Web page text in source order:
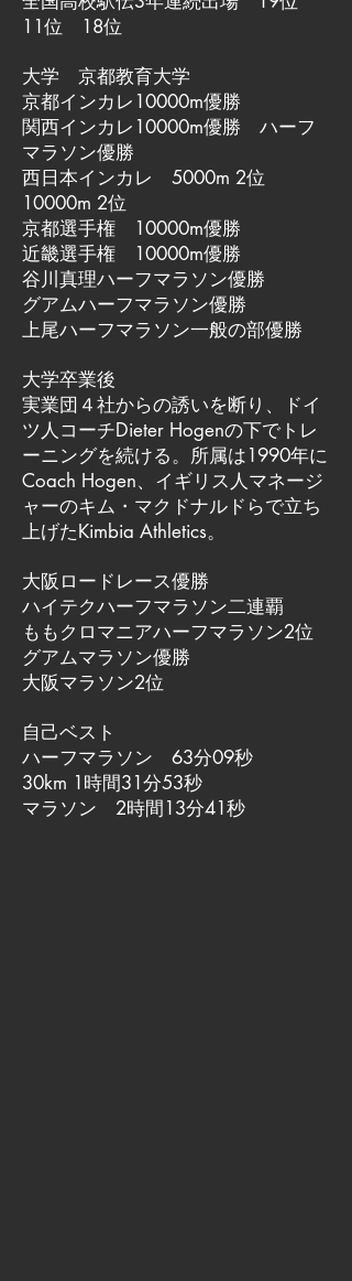
11位 18位
大学 京都教育大学
京都インカレ10000m優勝
関西インカレ10000m優勝 ハーフ
マラソン優勝
西日本インカレ 5000m 2位
10000m 2位
京都選手権 10000m優勝
近畿選手権 10000m優勝
谷川真理ハーフマラソン優勝
グアムハーフマラソン優勝
上尾ハーフマラソン一般の部優勝
大学卒業後
実業団４社からの誘いを断り、ドイ
ツ人コーチDieter Hogenの下でトレ
ーニングを続ける。所属は1990年に
Coach Hogen、イギリス人マネージ
ャーのキム・マクドナルドらで立ち
上げたKimbia Athletics。
大阪ロードレース優勝
ハイテクハーフマラソン二連覇
ももクロマニアハーフマラソン2位
グアムマラソン優勝
大阪マラソン2位
自己ベスト
ハーフマラソン 63分09秒
30km 1時間31分53秒
マラソン 2時間13分41秒